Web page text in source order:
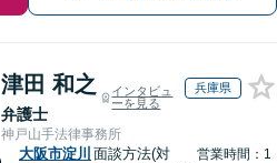
津田 和之
弁護士
インタビュ
ーを見る
兵庫県
神戸山手法律事務所
大阪市淀川 面談方法(対
営業時間：1